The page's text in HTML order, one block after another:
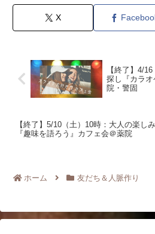
X
【終了】4/
探し『カラ
院・警固
【終了】5/10（土）10時：大人の楽しみ
『趣味を語ろう』カフェ会＠薬院
ホーム 友だち＆人脈作り